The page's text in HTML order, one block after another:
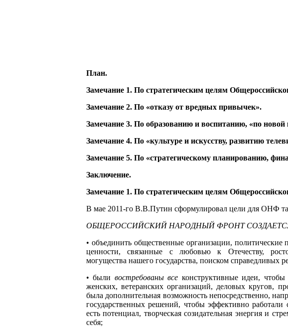
План.
Замечание 1. По стратегическим целям
Замечание 2. По «отказу от вредных привычек».
Замечание 3. По образованию и воспитанию, «по
Замечание 4. По «культуре и искусству, развитию
Замечание 5. По «стратегическому планированию,
Заключение.
Замечание 1. По стратегическим целям
В мае 2011-го В.В.Путин сформулировал цели для ОНФ
ОБЩЕРОССИЙСКИЙ НАРОДНЫЙ ФРОНТ
• объединить общественные организации,
ценности, связанные с любовью к Отечеству,
могущества нашего государства, поиском справедливых
• были востребованы все конструктивные идеи,
женских, ветеранских организаций, деловых кругов,
была дополнительная возможность непосредственно,
государственных решений, чтобы эффективно
есть потенциал, творческая созидательная энергия и
себя;